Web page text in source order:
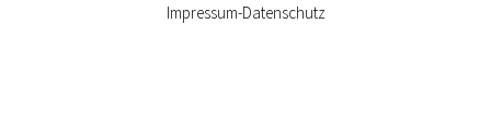
Impressum-Datenschutz